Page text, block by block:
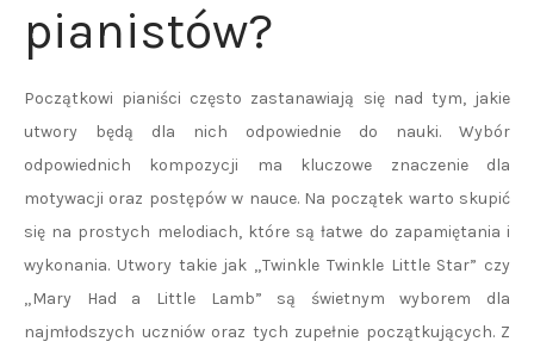
pianistów?
Początkowi pianiści często zastanawiają się nad tym, jakie
utwory będą dla nich odpowiednie do nauki. Wybór
odpowiednich kompozycji ma kluczowe znaczenie dla
motywacji oraz postępów w nauce. Na początek warto skupić
się na prostych melodiach, które są łatwe do zapamiętania i
wykonania. Utwory takie jak „Twinkle Twinkle Little Star” czy
„Mary Had a Little Lamb” są świetnym wyborem dla
najmłodszych uczniów oraz tych zupełnie początkujących. Z